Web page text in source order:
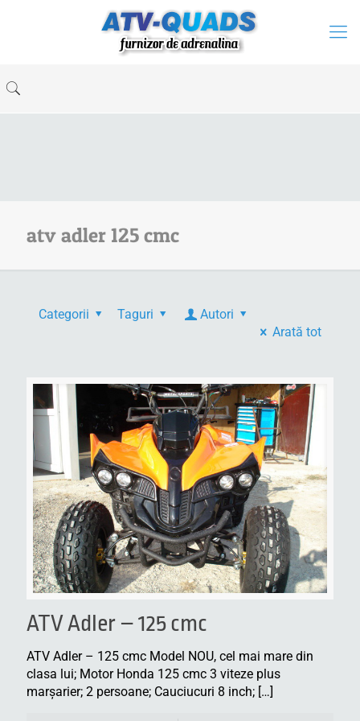
atv adler 125 cmc
Categorii Taguri
Autori
Arată tot
ATV Adler – 125 cmc
ATV Adler – 125 cmc Model NOU, cel mai mare din
clasa lui; Motor Honda 125 cmc 3 viteze plus
marşarier; 2 persoane; Cauciucuri 8 inch; […]